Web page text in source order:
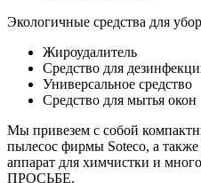
Экологичные средства для
Жироудалитель
Средство для
Универсальное средство
Средство для мытья окон
Мы привезем с собой
пылесос фирмы Soteco, а также
аппарат для химчистки и
ПРОСЬБЕ.